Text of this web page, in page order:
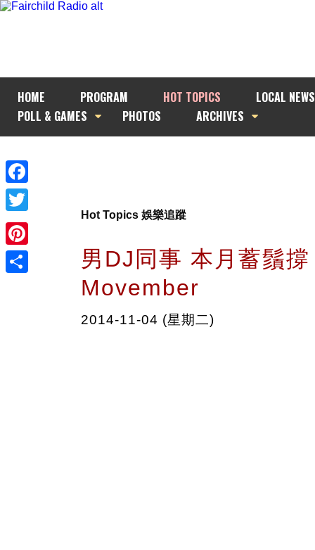
HOME PROGRAM HOT TOPICS
LOCAL NEWS
POLL & GAMES
PHOTOS ARCHIVES
Facebook
Twitter
Pinterest
Hot Topics 娛樂追蹤
男DJ同事 本月蓄鬚撐
Movember
2014-11-04 (星期二)